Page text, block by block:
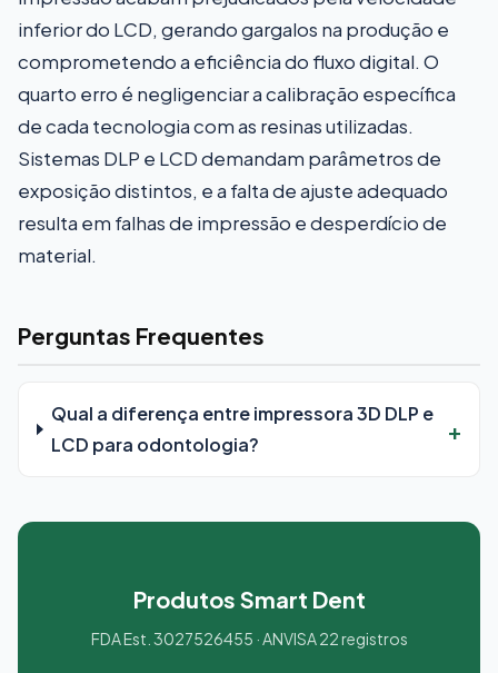
inferior do LCD, gerando gargalos na produção e
comprometendo a eficiência do fluxo digital. O
quarto erro é negligenciar a calibração específica
de cada tecnologia com as resinas utilizadas.
Sistemas DLP e LCD demandam parâmetros de
exposição distintos, e a falta de ajuste adequado
resulta em falhas de impressão e desperdício de
material.
Perguntas Frequentes
Qual a diferença entre impressora 3D DLP e
LCD para odontologia?
Produtos Smart Dent
FDA Est. 3027526455 · ANVISA 22 registros